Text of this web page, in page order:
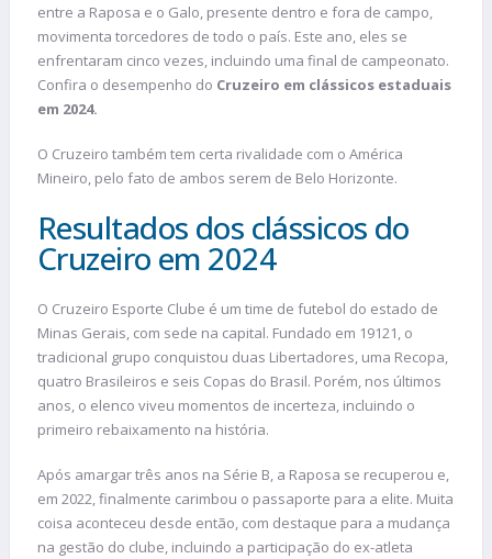
entre a Raposa e o Galo, presente dentro e fora de campo,
movimenta torcedores de todo o país. Este ano, eles se
enfrentaram cinco vezes, incluindo uma final de campeonato.
Confira o desempenho do Cruzeiro em clássicos estaduais
em 2024.
O Cruzeiro também tem certa rivalidade com o América
Mineiro, pelo fato de ambos serem de Belo Horizonte.
Resultados dos clássicos do
Cruzeiro em 2024
O Cruzeiro Esporte Clube é um time de futebol do estado de
Minas Gerais, com sede na capital. Fundado em 19121, o
tradicional grupo conquistou duas Libertadores, uma Recopa,
quatro Brasileiros e seis Copas do Brasil. Porém, nos últimos
anos, o elenco viveu momentos de incerteza, incluindo o
primeiro rebaixamento na história.
Após amargar três anos na Série B, a Raposa se recuperou e,
em 2022, finalmente carimbou o passaporte para a elite. Muita
coisa aconteceu desde então, com destaque para a mudança
na gestão do clube, incluindo a participação do ex-atleta